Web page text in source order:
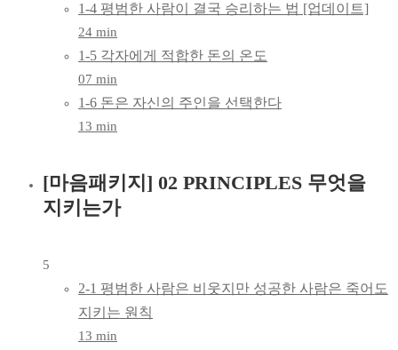
키우기,
몸마음
패키지
1-4 평범한 사람이 결국 승리하는 법 [업데이트]
24 min
1-5 각자에게 적합한 돈의 온도
07 min
1-6 돈은 자신의 주인을 선택한다
13 min
[마음패키지] 02 PRINCIPLES 무엇을
지키는가
5
2-1 평범한 사람은 비웃지만 성공한 사람은 죽어도
지키는 원칙
13 min